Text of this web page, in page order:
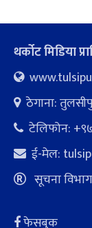
थर्कोट मिडिया
ठेगाना:
टेलिफोन:
ई-मेल:
सूचना
फेसबुक